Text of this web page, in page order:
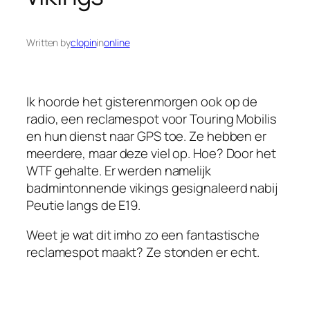
Written byclopininonline
Ik hoorde het gisterenmorgen ook op de
radio, een reclamespot voor Touring Mobilis
en hun dienst naar GPS toe. Ze hebben er
meerdere, maar deze viel op. Hoe? Door het
WTF gehalte. Er werden namelijk
badmintonnende vikings gesignaleerd nabij
Peutie langs de E19.
Weet je wat dit imho zo een fantastische
reclamespot maakt? Ze stonden er echt.